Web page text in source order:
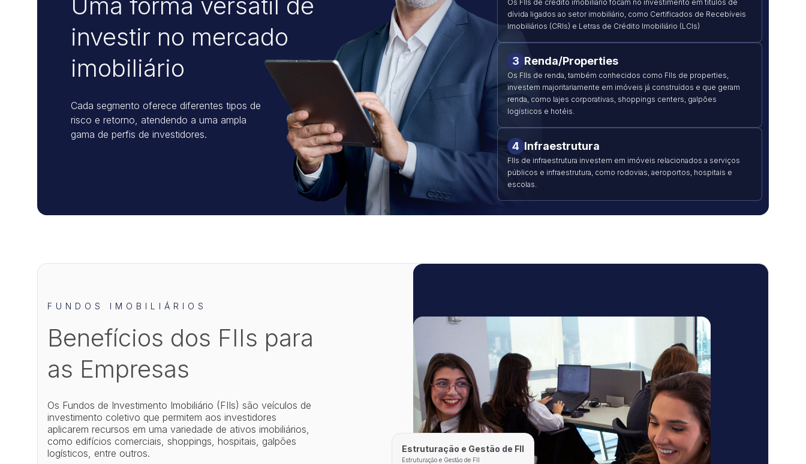
investir no mercado
imobiliário
Cada segmento oferece diferentes tipos de
risco e retorno, atendendo a uma ampla
gama de perfis de investidores.
Os FIIs de crédito imobiliário focam no investimento em títulos de
dívida ligados ao setor imobiliário, como Certificados de Recebíveis
Imobiliários (CRIs) e Letras de Crédito Imobiliário (LCIs)
3 Renda/Properties
Os FIIs de renda, também conhecidos como FIIs de properties,
investem majoritariamente em imóveis já construídos e que geram
renda, como lajes corporativas, shoppings centers, galpões
logísticos e hotéis.
4 Infraestrutura
FIIs de infraestrutura investem em imóveis relacionados a serviços
públicos e infraestrutura, como rodovias, aeroportos, hospitais e
escolas.
FUNDOS IMOBILIÁRIOS
Benefícios dos FIIs para
as Empresas
Os Fundos de Investimento Imobiliário (FIIs) são veículos de
investimento coletivo que permitem aos investidores
aplicarem recursos em uma variedade de ativos imobiliários,
como edifícios comerciais, shoppings, hospitais, galpões
logísticos, entre outros.
Estruturação e Gestão de FII
Estruturação e Gestão de FII